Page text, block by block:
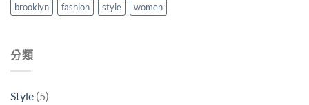
brooklyn fashion style women
分類
Style (5)